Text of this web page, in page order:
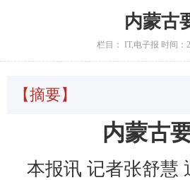
内蒙古
栏目： IT,电子报 时间
【摘要】
内蒙古
本报讯 记者张舒慧